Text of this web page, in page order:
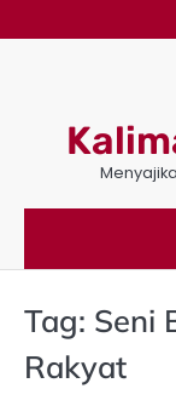
to
Tag: Seni
Rakyat